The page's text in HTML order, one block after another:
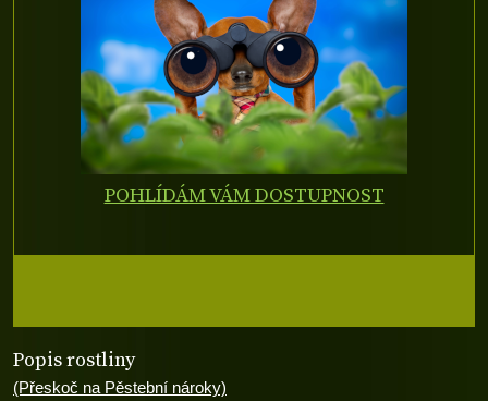
Popis rostliny
(Přeskoč na Pěstební nároky)
POHLÍDÁM VÁM DOSTUPNOST